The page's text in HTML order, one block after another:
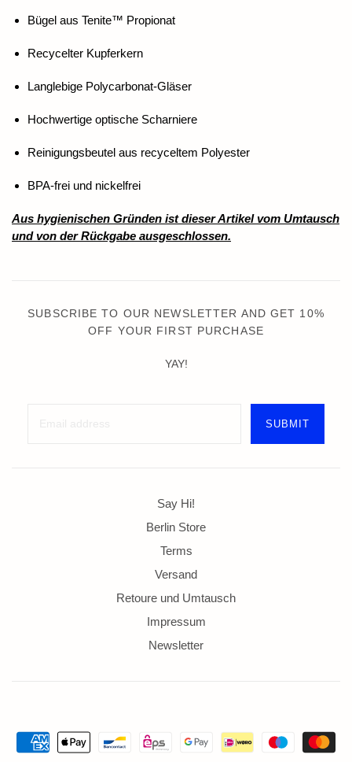
Bügel aus Tenite™ Propionat
Recycelter Kupferkern
Langlebige Polycarbonat-Gläser
Hochwertige optische Scharniere
Reinigungsbeutel aus recyceltem Polyester
BPA-frei und nickelfrei
Aus hygienischen Gründen ist dieser Artikel vom Umtausch
und von der Rückgabe ausgeschlossen.
SUBSCRIBE TO OUR NEWSLETTER AND GET 10%
OFF YOUR FIRST PURCHASE
YAY!
Say Hi!
Berlin Store
Terms
Versand
Retoure und Umtausch
Impressum
Newsletter